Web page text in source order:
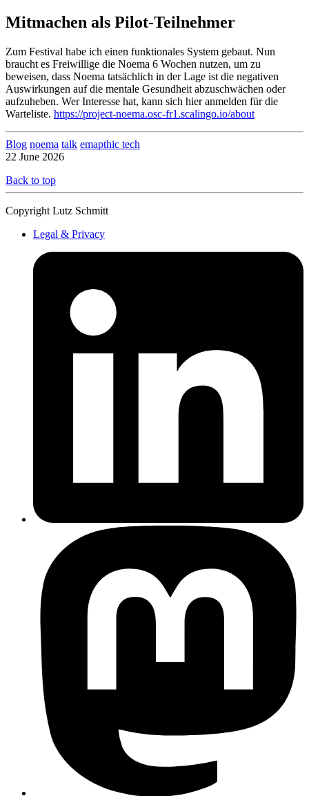
Mitmachen als Pilot-Teilnehmer
Zum Festival habe ich einen funktionales System gebaut. Nun
braucht es Freiwillige die Noema 6 Wochen nutzen, um zu
beweisen, dass Noema tatsächlich in der Lage ist die negativen
Auswirkungen auf die mentale Gesundheit abzuschwächen oder
aufzuheben. Wer Interesse hat, kann sich hier anmelden für die
Warteliste. https://project-noema.osc-fr1.scalingo.io/about
Blog noema talk emapthic tech
22 June 2026
Back to top
Copyright Lutz Schmitt
Legal & Privacy